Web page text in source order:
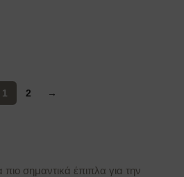
1 2 →
σημαντικά έπιπλα για την